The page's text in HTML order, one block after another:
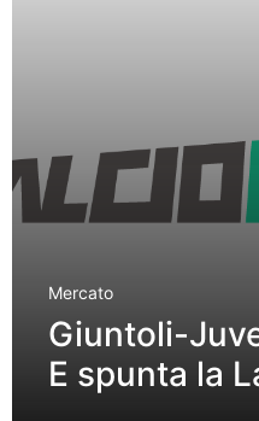
Mercato
Giuntoli-
E spunta la